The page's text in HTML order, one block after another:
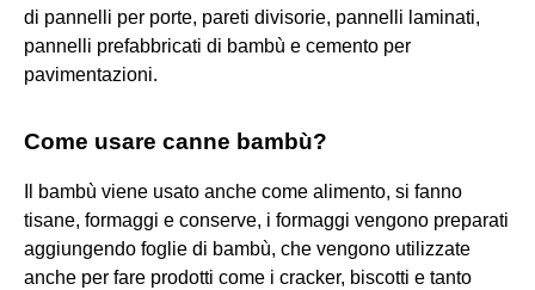
di pannelli per porte, pareti divisorie, pannelli laminati,
pannelli prefabbricati di bambù e cemento per
pavimentazioni.
Come usare canne bambù?
Il bambù viene usato anche come alimento, si fanno
tisane, formaggi e conserve, i formaggi vengono preparati
aggiungendo foglie di bambù, che vengono utilizzate
anche per fare prodotti come i cracker, biscotti e tanto